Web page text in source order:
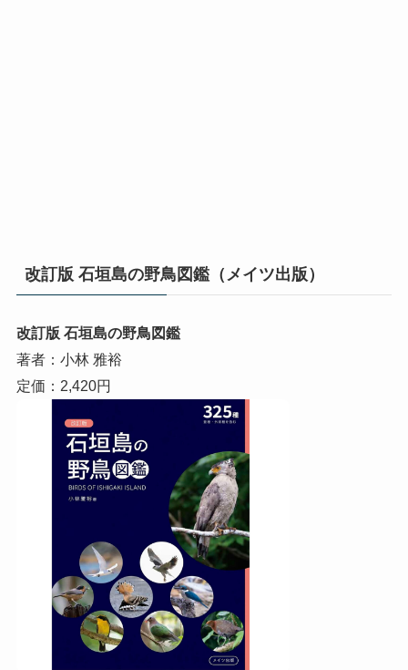
改訂版 石垣島の野鳥図鑑（メイツ出版）
改訂版 石垣島の野鳥図鑑
著者：小林 雅裕
定価：2,420円